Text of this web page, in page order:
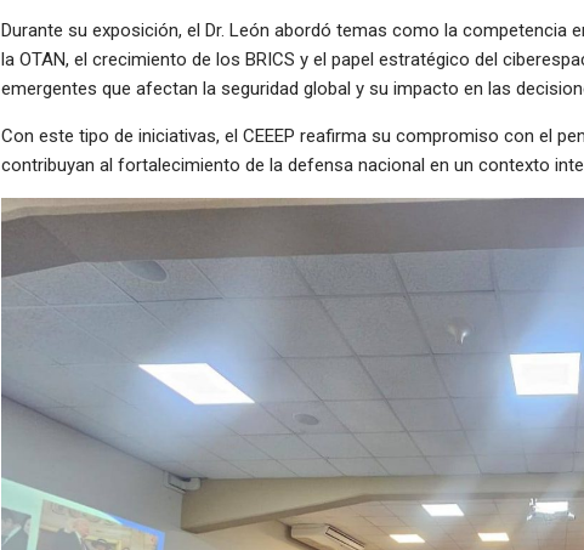
Durante su exposición, el Dr. León abordó temas como la competencia
la OTAN, el crecimiento de los BRICS y el papel estratégico del
emergentes que afectan la seguridad global y su impacto en las
Con este tipo de iniciativas, el CEEEP reafirma su compromiso con el
contribuyan al fortalecimiento de la defensa nacional en un contexto